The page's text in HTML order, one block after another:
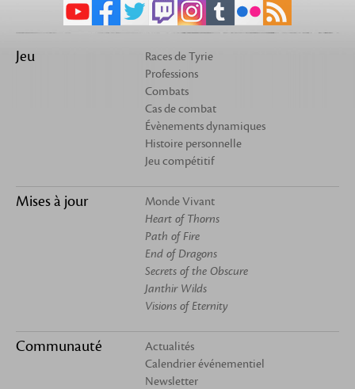
Jeu
Races de Tyrie
Professions
Combats
Cas de combat
Évènements dynamiques
Histoire personnelle
Jeu compétitif
Mises à jour
Monde Vivant
Heart of Thorns
Path of Fire
End of Dragons
Secrets of the Obscure
Janthir Wilds
Visions of Eternity
Communauté
Actualités
Calendrier événementiel
Newsletter